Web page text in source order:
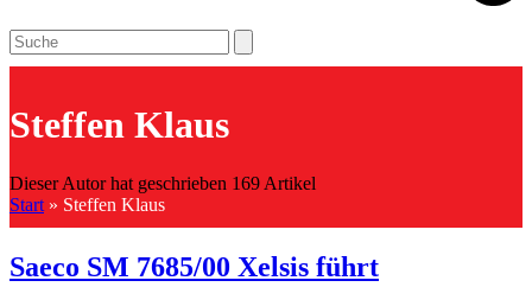
Open
mobile
Close
mobile
Search
Steffen Klaus
Dieser Autor hat geschrieben 169 Artikel
Start » Steffen Klaus
Saeco SM 7685/00 Xelsis führt